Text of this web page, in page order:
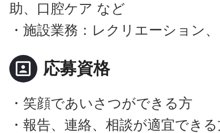
助、口腔ケア など
・施設業務：レクリエーション
portrait 応募資格
・笑顔であいさつができる方
・報告、連絡、相談が適宜でき